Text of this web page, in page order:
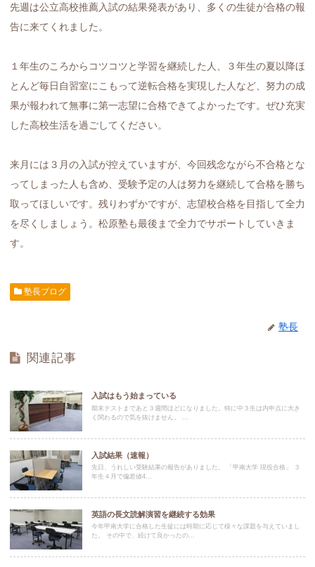
先週は公立高校推薦入試の結果発表があり、多くの生徒が合格の報
告に来てくれました。
１年生のころからコツコツと学習を継続した人、３年生の夏以降ほ
とんど毎日自習室にこもって逆転合格を実現した人など、努力の成
果が報われて無事に第一志望に合格できてよかったです。ぜひ充実
した高校生活を過ごしてください。
来月には３月の入試が控えていますが、今回残念ながら不合格とな
ってしまった人も含め、受験予定の人は努力を継続して合格を勝ち
取ってほしいです。残りわずかですが、志望校合格を目指して全力
を尽くしましょう。松原塾も最後まで全力でサポートしていきま
す。
塾長ブログ
塾長
関連記事
入試はもう始まっている
期末テストまであと３週間ほどになりました。特に中３生は内申点に大き
く関わるので気を抜けません。 ...
入試結果（速報）
先日、うれしい受験結果の報告がありました。 「甲南大学 現役合格」 ３
年生４月で偏差値4...
英語の長文読解演習を継続する効果
今年甲南大学に合格した生徒には時期に応じて様々な課題を与えていまし
た。 その中で、続けて良かったの...